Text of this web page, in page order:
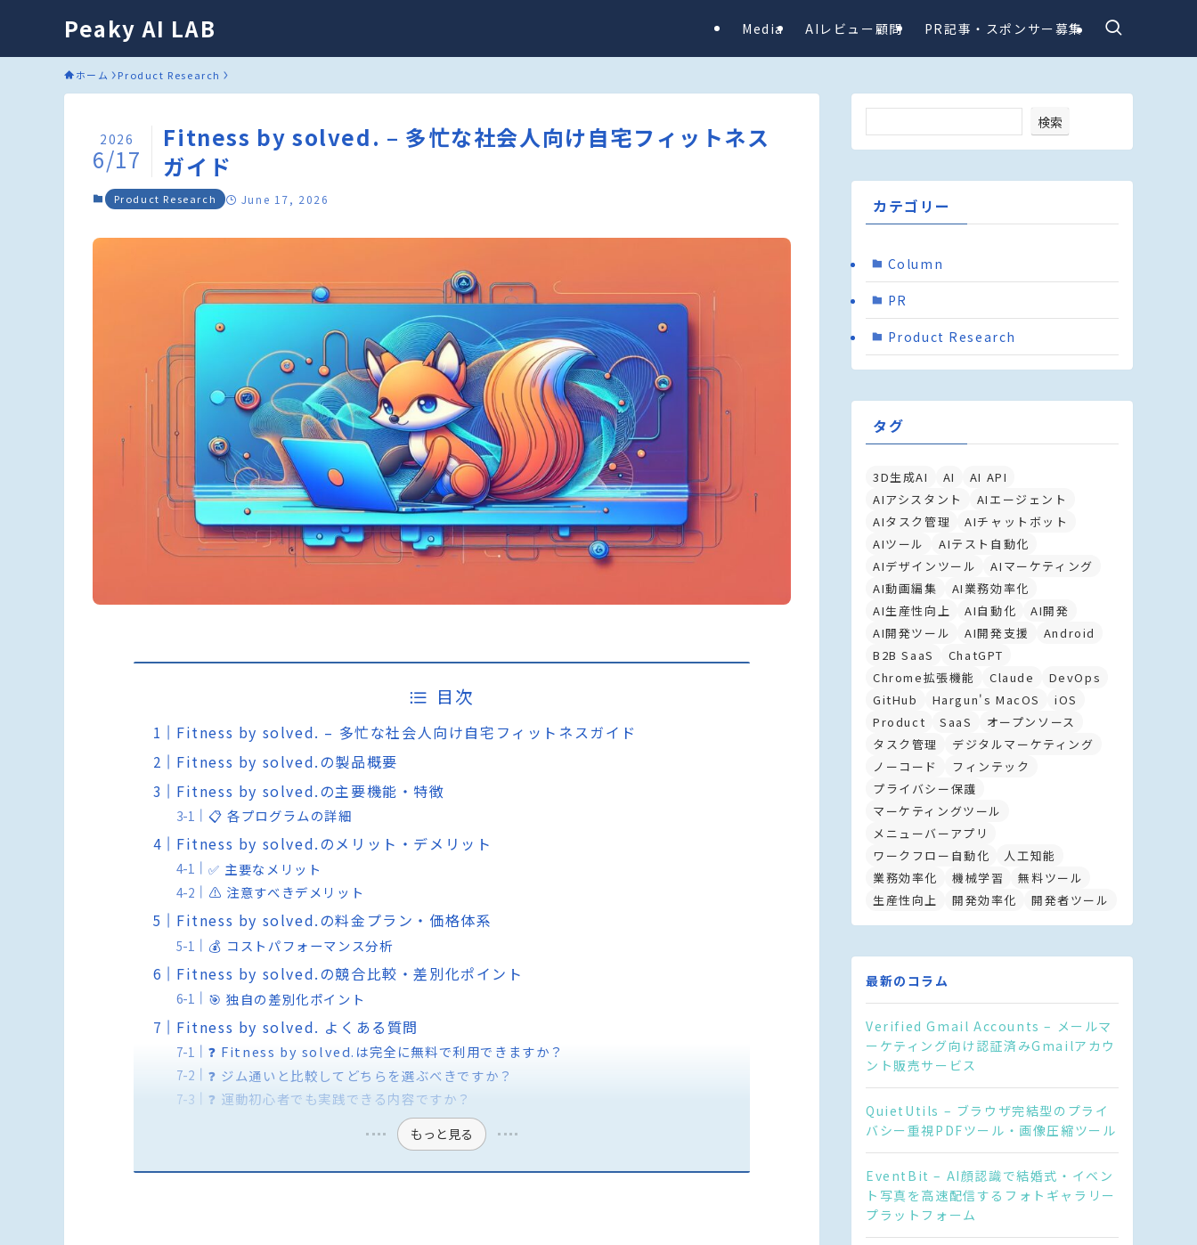
Peaky AI LAB Media AIレビュー顧問 PR記事・スポンサー募集
ホーム Product Research
Fitness by solved. – 多忙な社会人向け自宅フィットネス
ガイド
2026
6/17
Product Research June 17, 2026
目次
Fitness by solved. – 多忙な社会人向け自宅フィットネスガイド
Fitness by solved.の製品概要
Fitness by solved.の主要機能・特徴
📋 各プログラムの詳細
Fitness by solved.のメリット・デメリット
✅ 主要なメリット
⚠️ 注意すべきデメリット
Fitness by solved.の料金プラン・価格体系
💰 コストパフォーマンス分析
Fitness by solved.の競合比較・差別化ポイント
🎯 独自の差別化ポイント
Fitness by solved. よくある質問
❓ Fitness by solved.は完全に無料で利用できますか？
❓ ジム通いと比較してどちらを選ぶべきですか？
❓ 運動初心者でも実践できる内容ですか？
もっと見る
検索
カテゴリー
Column
PR
Product Research
タグ
3D生成AI AI
AI API
AIアシスタント
AIエージェント
AIタスク管理
AIチャットボット
AIツール
AIテスト自動化
AIデザインツール
AIマーケティング
AI動画編集
AI業務効率化
AI生産性向上
AI自動化
AI開発
AI開発ツール
AI開発支援
Android
B2B SaaS
ChatGPT
Chrome拡張機能
Claude
DevOps
GitHub
Hargun's MacOS
iOS
Product
SaaS
オープンソース
タスク管理
デジタルマーケティング
ノーコード
フィンテック
プライバシー保護
マーケティングツール
メニューバーアプリ
ワークフロー自動化
人工知能
業務効率化
機械学習
無料ツール
生産性向上
開発効率化 開発者ツール
最新のコラム
Verified Gmail Accounts – メールマ
ーケティング向け認証済みGmailアカウ
ント販売サービス
QuietUtils – ブラウザ完結型のプライ
バシー重視PDFツール・画像圧縮ツール
EventBit – AI顔認識で結婚式・イベン
ト写真を高速配信するフォトギャラリー
プラットフォーム